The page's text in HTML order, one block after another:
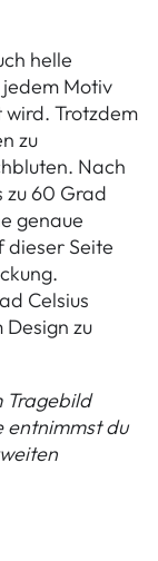
helle
Motiv
wird. Trotzdem
zu
Nach
zu 60 Grad
genaue
dieser Seite
Celsius
zu
Tragebild
entnimmst du